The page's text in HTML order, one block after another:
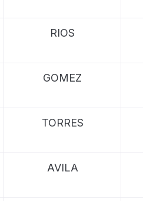
RIOS
GOMEZ
TORRES
AVILA